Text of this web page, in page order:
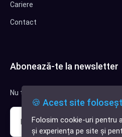
Cariere
Contact
Abonează-te la newsletter
Nu trimitem spam, deci nu îți face
🍪 Acest site
Folosim cookie-uri pentru
și experiența pe site și